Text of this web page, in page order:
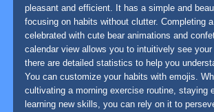
pleasant and efficient. It has a simple and
focusing on habits without clutter. Completing
celebrated with cute bear animations and
calendar view allows you to intuitively see your
there are detailed statistics to help you
You can customize your habits with emojis.
cultivating a morning exercise routine, staying
learning new skills, you can rely on it to